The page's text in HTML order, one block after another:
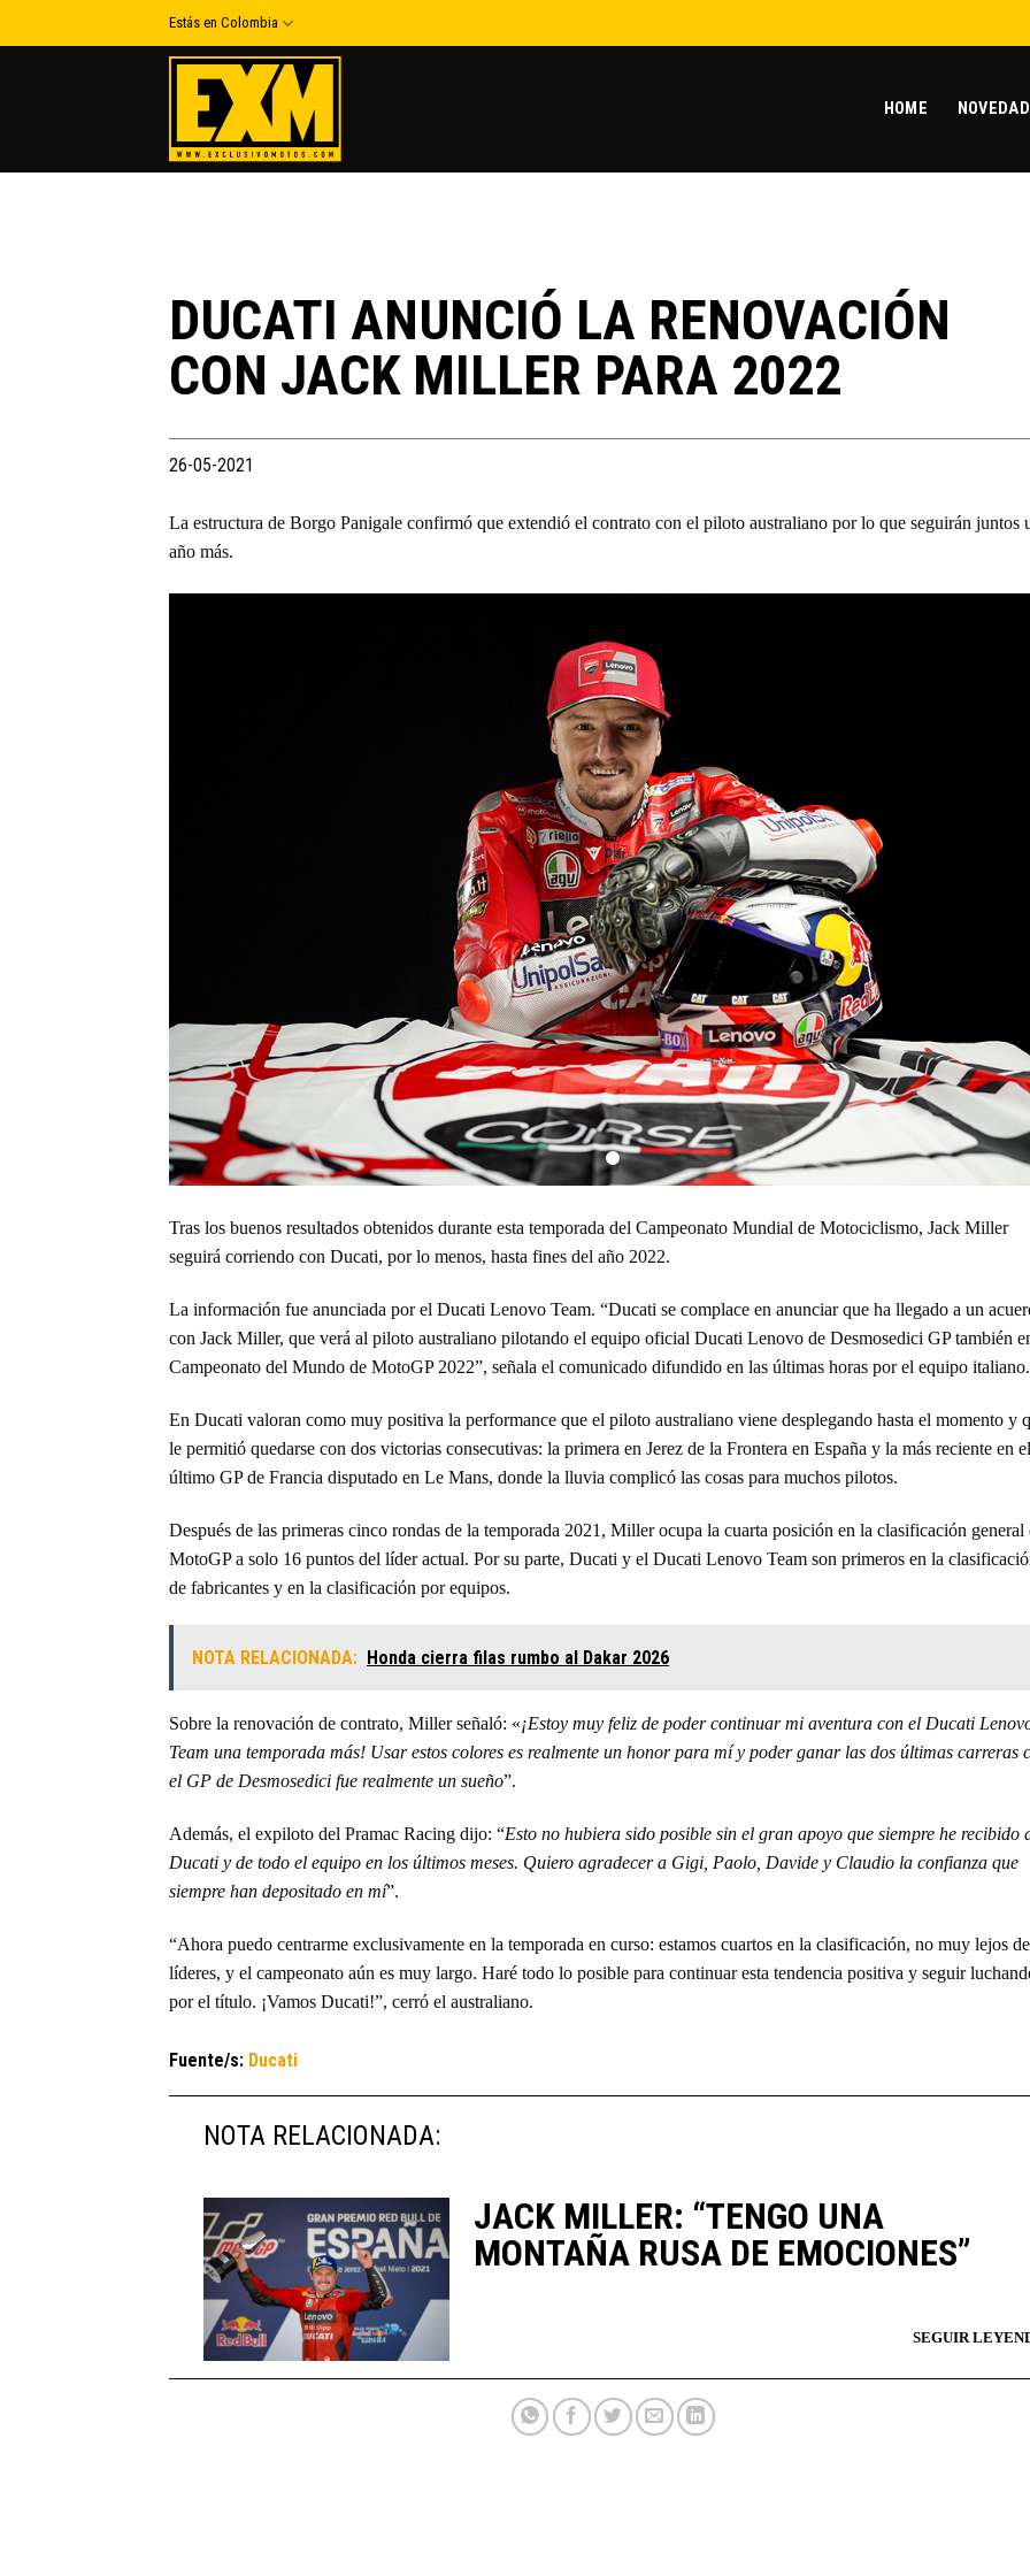
to
Estás en Colombia
HOME
DUCATI ANUNCIÓ LA RENOVACIÓN
CON JACK MILLER PARA 2022
26-05-2021
La estructura de Borgo Panigale confirmó que extendió el contrato con el piloto australiano por lo que seguirán juntos
año más.
Tras los buenos resultados obtenidos durante esta temporada del Campeonato Mundial de Motociclismo, Jack Miller
seguirá corriendo con Ducati, por lo menos, hasta fines del año 2022.
La información fue anunciada por el Ducati Lenovo Team. “Ducati se complace en anunciar que ha llegado a un
con Jack Miller, que verá al piloto australiano pilotando el equipo oficial Ducati Lenovo de Desmosedici GP también
Campeonato del Mundo de MotoGP 2022”, señala el comunicado difundido en las últimas horas por el equipo italiano.
En Ducati valoran como muy positiva la performance que el piloto australiano viene desplegando hasta el momento y
le permitió quedarse con dos victorias consecutivas: la primera en Jerez de la Frontera en España y la más reciente en el
último GP de Francia disputado en Le Mans, donde la lluvia complicó las cosas para muchos pilotos.
Después de las primeras cinco rondas de la temporada 2021, Miller ocupa la cuarta posición en la clasificación general
MotoGP a solo 16 puntos del líder actual. Por su parte, Ducati y el Ducati Lenovo Team son primeros en la
de fabricantes y en la clasificación por equipos.
NOTA RELACIONADA: Honda cierra filas rumbo al Dakar 2026
Sobre la renovación de contrato, Miller señaló: «¡Estoy muy feliz de poder continuar mi aventura con el Ducati
Team una temporada más! Usar estos colores es realmente un honor para mí y poder ganar las dos últimas carreras
el GP de Desmosedici fue realmente un sueño”.
Además, el expiloto del Pramac Racing dijo: “Esto no hubiera sido posible sin el gran apoyo que siempre he recibido
Ducati y de todo el equipo en los últimos meses. Quiero agradecer a Gigi, Paolo, Davide y Claudio la confianza que
siempre han depositado en mí”.
“Ahora puedo centrarme exclusivamente en la temporada en curso: estamos cuartos en la clasificación, no muy lejos
líderes, y el campeonato aún es muy largo. Haré todo lo posible para continuar esta tendencia positiva y seguir
por el título. ¡Vamos Ducati!”, cerró el australiano.
Fuente/s: Ducati
NOTA RELACIONADA:
JACK MILLER: “TENGO UNA
MONTAÑA RUSA DE EMOCIONES”